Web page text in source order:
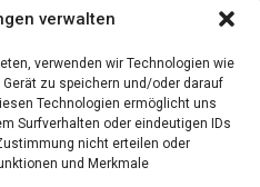
verwalten
verwenden wir Technologien wie
zu speichern und/oder darauf
Technologien ermöglicht uns
Surfverhalten oder eindeutigen IDs
nicht erteilen oder
und Merkmale
gibt es vielfältige